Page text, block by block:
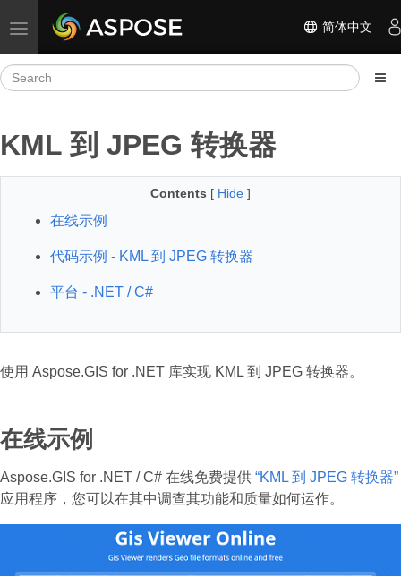
Toggle navigation 简体中文
KML 到 JPEG 转换器
Contents [ Hide ]
在线示例
代码示例 - KML 到 JPEG 转换器
平台 - .NET / C#
使用 Aspose.GIS for .NET 库实现 KML 到 JPEG 转换器。
在线示例
Aspose.GIS for .NET / C# 在线免费提供 “KML 到 JPEG 转换器”
应用程序，您可以在其中调查其功能和质量如何运作。